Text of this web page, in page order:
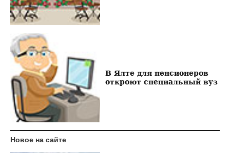
В Ялте для пенсионеров
откроют специальный вуз
Новое на сайте